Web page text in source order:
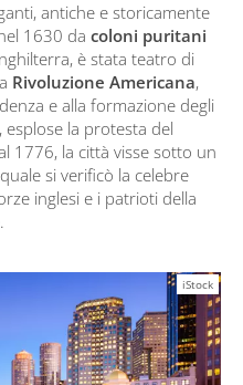
antiche e storicamente
1630 da coloni puritani
è stata teatro di
Rivoluzione Americana,
e alla formazione degli
la protesta del
1776, la città visse sotto un
si verificò la celebre
inglesi e i patrioti della
iStock